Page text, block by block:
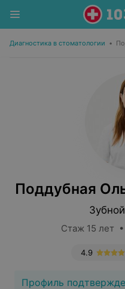
Диагностика в стоматологии •
Поддубная
Стаж 15 лет
4.9
Профиль